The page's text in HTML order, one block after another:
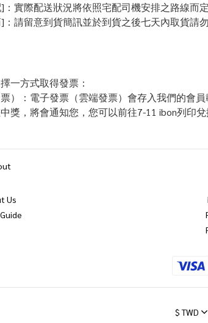
：實際配送狀況將依照宅配司機安排之路線而定
：請留意到貨簡訊並於到貨之後七天內取貨請
一方式取得發票：
）：​電子發票（雲端發票）會存入我們的會
獎，將會通知您，您可以前往7-11 ibon列印兌
Us
$TWD